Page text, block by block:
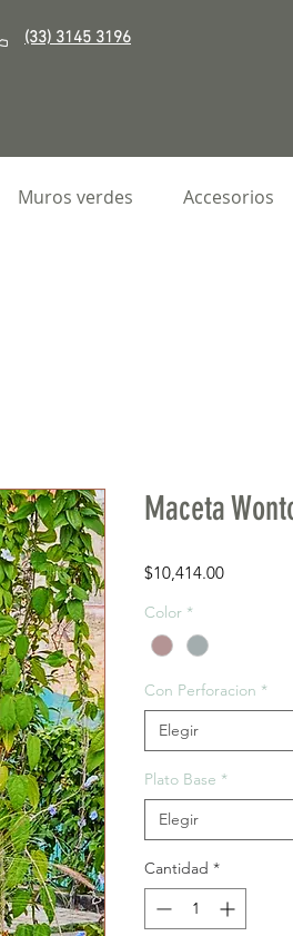
(33) 3145 3196
Muros verdes Accesorios
Maceta
$10,414.00Precio
Color *
Con Perforacion *
Elegir
Plato Base *
Elegir
Cantidad *